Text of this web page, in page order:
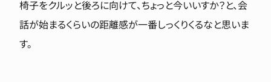
椅子をクルッと後ろに向けて、ちょっと今いいすか？と、会
話が始まるくらいの距離感が一番しっくりくるなと思いま
す。